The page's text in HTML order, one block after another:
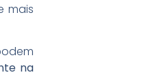
mais
na